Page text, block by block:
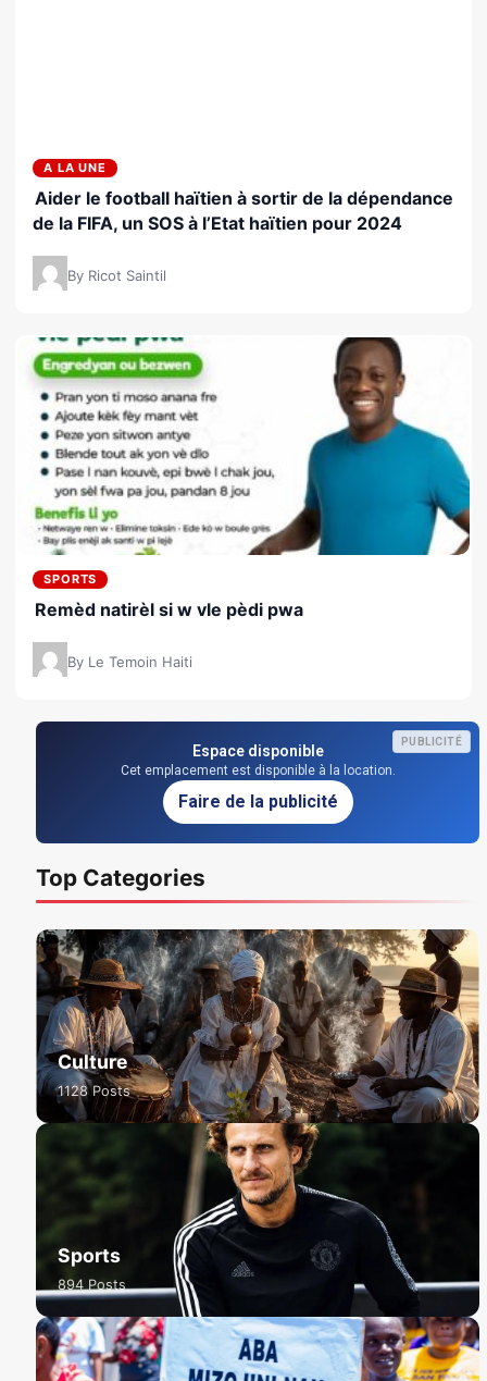
A LA UNE
Aider le football haïtien à sortir de la dépendance
de la FIFA, un SOS à l’Etat haïtien pour 2024
By Ricot Saintil
SPORTS
Remèd natirèl si w vle pèdi pwa
By Le Temoin Haiti
PUBLICITÉ
Espace disponible
Cet emplacement est disponible à la location.
Faire de la publicité
Top Categories
Culture
1128 Posts
Sports
894 Posts